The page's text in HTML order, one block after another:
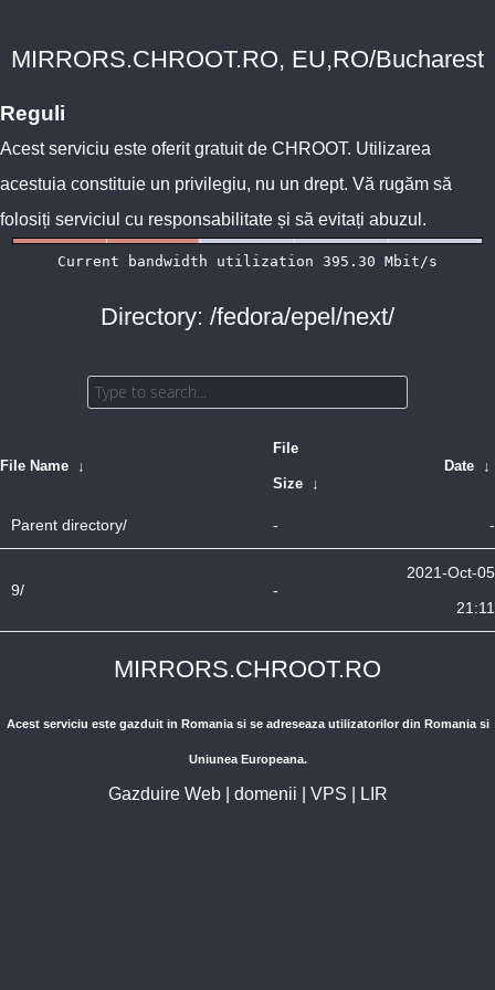
MIRRORS.CHROOT.RO, EU,RO/Bucharest
Reguli
Acest serviciu este oferit gratuit de CHROOT. Utilizarea
acestuia constituie un privilegiu, nu un drept. Vă rugăm să
folosiți serviciul cu responsabilitate și să evitați abuzul.
Directory: /fedora/epel/next/
File Name ↓
File
Size ↓
Date ↓
Parent directory/ - -
9/ -
2021-Oct-05
21:11
MIRRORS.CHROOT.RO
Acest serviciu este gazduit in Romania si se adreseaza utilizatorilor din Romania si
Uniunea Europeana.
Gazduire Web| domenii VPS LIR